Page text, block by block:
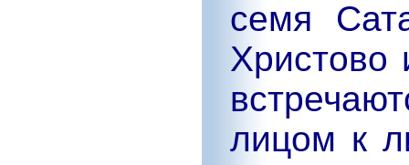
семя
Христово
лицом к